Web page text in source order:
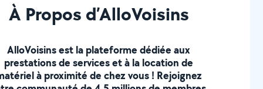
À Propos d’AlloVoisins
AlloVoisins est la plateforme dédiée aux
prestations de services et à la location de
à proximité de chez vous ! Rejoignez